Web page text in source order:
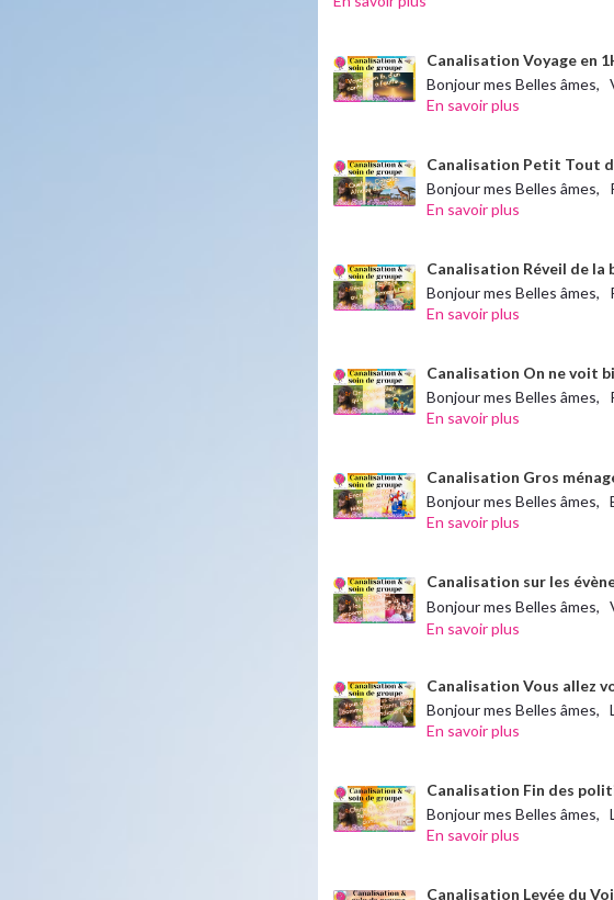
Canalisation Voyage en
Bonjour mes Belles âmes,
En savoir plus
Canalisation Petit Tout
Bonjour mes Belles âmes,
En savoir plus
Canalisation Réveil de la
Bonjour mes Belles âmes,
En savoir plus
Canalisation On ne voit
Bonjour mes Belles âmes,
En savoir plus
Canalisation Gros
Bonjour mes Belles âmes,
En savoir plus
Canalisation sur les
Bonjour mes Belles âmes,
En savoir plus
Canalisation Vous allez
Bonjour mes Belles âmes,
En savoir plus
Canalisation Fin des
Bonjour mes Belles âmes,
En savoir plus
Canalisation Levée du